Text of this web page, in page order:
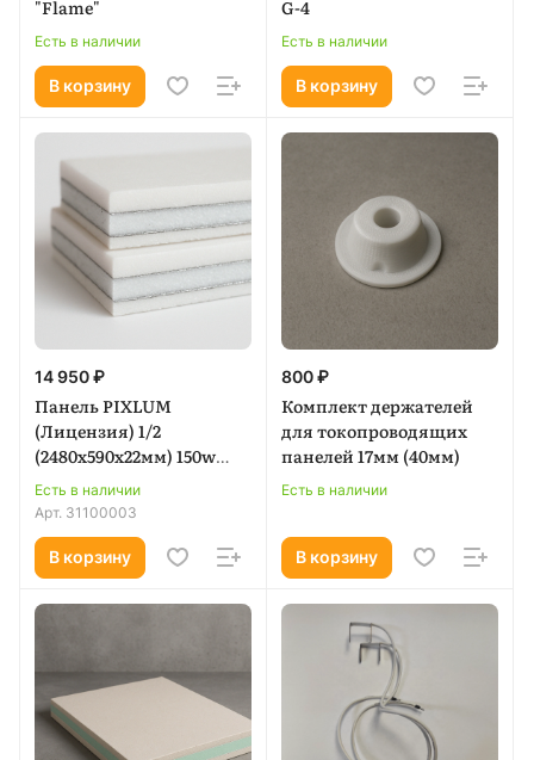
"Flame"
Есть в наличии
В корзину
G-4
Есть в наличии
В корзину
14 950 ₽
Панель PIXLUM
(Лицензия) 1/2
(2480х590х22мм) 150w
max.
Есть в наличии
Арт. 31100003
В корзину
800 ₽
Комплект держателей
для токопроводящих
панелей 17мм (40мм)
Есть в наличии
В корзину